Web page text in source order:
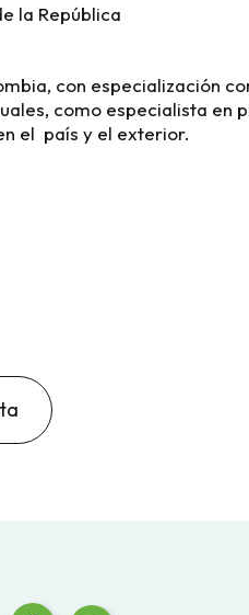
la República
con especialización
como especialista
el país y el exterior.